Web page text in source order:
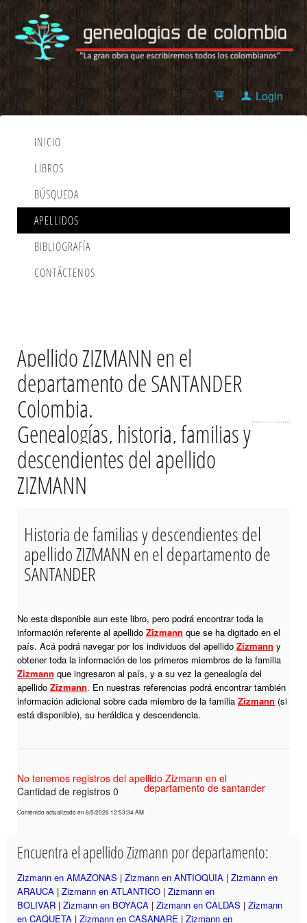
Login
INICIO
LIBROS
BÚSQUEDA
APELLIDOS
BIBLIOGRAFÍA
CONTÁCTENOS
Apellido ZIZMANN en el
departamento de SANTANDER
Colombia.
Genealogías, historia, familias y
descendientes del apellido
ZIZMANN
Historia de familias y descendientes del
apellido ZIZMANN en el departamento de
SANTANDER
No esta disponible aun este libro, pero podrá encontrar toda la
información referente al apellido Zizmann que se ha digitado en el
país. Acá podrá navegar por los individuos del apellido Zizmann y
obtener toda la información de los primeros miembros de la familia
Zizmann que ingresaron al país, y a su vez la genealogía del
apellido Zizmann. En nuestras referencias podrá encontrar también
información adicional sobre cada miembro de la familia Zizmann (si
está disponible), su heráldica y descendencia.
No tenemos registros del apellido Zizmann en el
departamento de santander
Cantidad de registros 0
Contenido actualizado en 8/5/2026 12:53:34 AM
Encuentra el apellido Zizmann por departamento:
Zizmann en AMAZONAS | Zizmann en ANTIOQUIA | Zizmann en
ARAUCA | Zizmann en ATLANTICO | Zizmann en
BOLIVAR | Zizmann en BOYACA | Zizmann en CALDAS | Zizmann
en CAQUETA | Zizmann en CASANARE | Zizmann en